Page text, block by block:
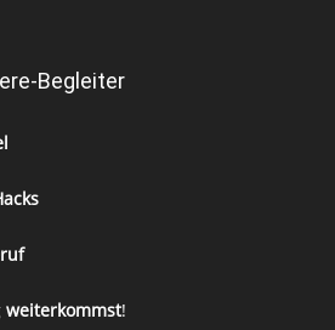
Begleiter
weiterkommst!